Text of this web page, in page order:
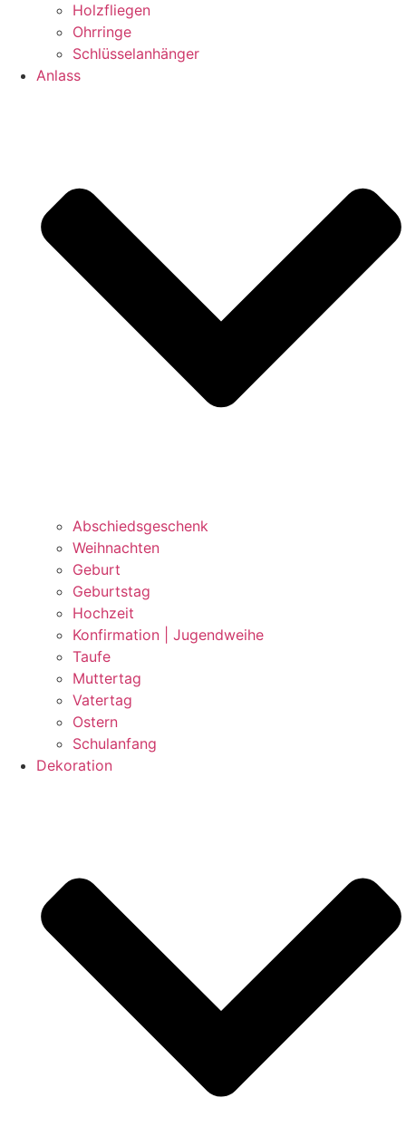
Holzfliegen
Ohrringe
Schlüsselanhänger
Anlass
Abschiedsgeschenk
Weihnachten
Geburt
Geburtstag
Hochzeit
Konfirmation | Jugendweihe
Taufe
Muttertag
Vatertag
Ostern
Schulanfang
Dekoration